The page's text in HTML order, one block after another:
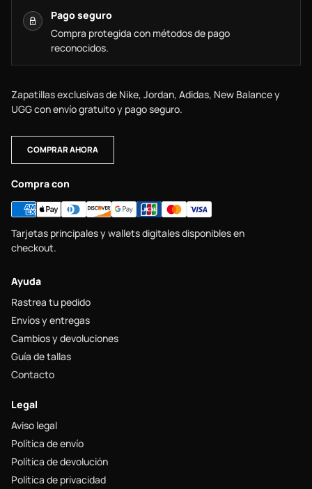
Pago seguro
Compra protegida con métodos de pago
reconocidos.
Zapatillas exclusivas de Nike, Jordan, Adidas, New Balance y
UGG con envío gratuito y pago seguro.
COMPRAR AHORA
Compra con
Tarjetas principales y wallets digitales disponibles en
checkout.
Ayuda
Rastrea tu pedido
Envíos y entregas
Cambios y devoluciones
Guía de tallas
Contacto
Legal
Aviso legal
Política de envío
Política de devolución
Política de privacidad